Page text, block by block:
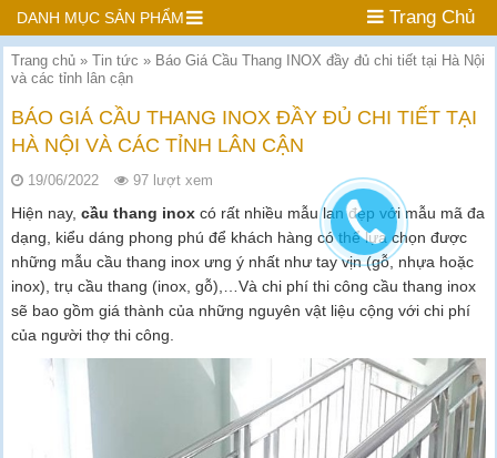
DANH MỤC SẢN PHẨM Trang Chủ
Trang chủ » Tin tức » Báo Giá Cầu Thang INOX đầy đủ chi tiết tại Hà Nội
và các tỉnh lân cận
BÁO GIÁ CẦU THANG INOX ĐẦY ĐỦ CHI TIẾT TẠI
HÀ NỘI VÀ CÁC TỈNH LÂN CẬN
19/06/2022 97 lượt xem
Hiện nay, cầu thang inox có rất nhiều mẫu lan đẹp với mẫu mã đa
dạng, kiểu dáng phong phú để khách hàng có thể lựa chọn được
những mẫu cầu thang inox ưng ý nhất như tay vịn (gỗ, nhựa hoặc
inox), trụ cầu thang (inox, gỗ),…Và chi phí thi công cầu thang inox
sẽ bao gồm giá thành của những nguyên vật liệu cộng với chi phí
của người thợ thi công.